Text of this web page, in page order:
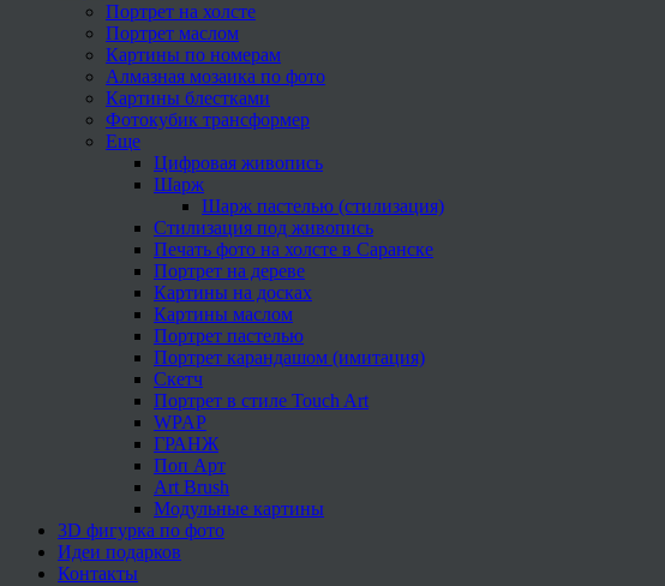
Портрет на холсте
Портрет маслом
Картины по номерам
Алмазная мозаика по фото
Картины блестками
Фотокубик трансформер
Еще
Цифровая живопись
Шарж
Шарж пастелью (стилизация)
Стилизация под живопись
Печать фото на холсте в Саранске
Портрет на дереве
Картины на досках
Картины маслом
Портрет пастелью
Портрет карандашом (имитация)
Скетч
Портрет в стиле Touch Art
WPAP
ГРАНЖ
Поп Арт
Art Brush
Модульные картины
3D фигурка по фото
Идеи подарков
Контакты